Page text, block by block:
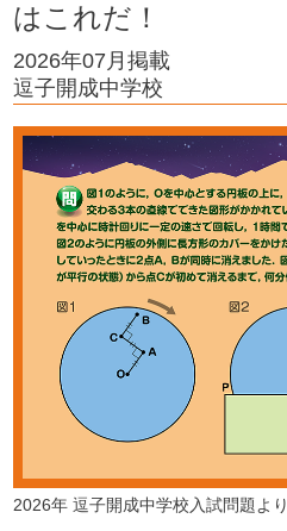
はこれだ！
2026年07月掲載
逗子開成中学校
2026年 逗子開成中学校入試問題より